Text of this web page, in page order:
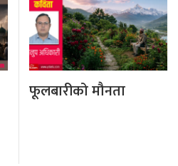
फूलबारीको मौनता